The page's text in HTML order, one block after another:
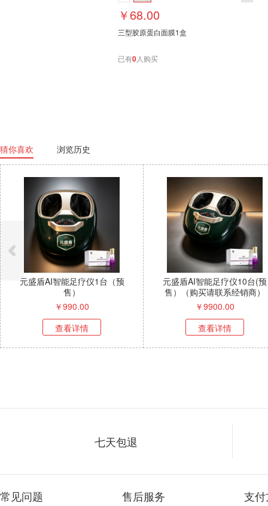
￥68.00
三型胶原蛋白面膜1盒
已有0人购买
猜你喜欢 浏览历史
仪10台(预
销商）
维芝三参饮（到手4盒，保质期
到12月24日）
399.00
查看详情
三型胶
七天包退
常见问题 售后服务 支